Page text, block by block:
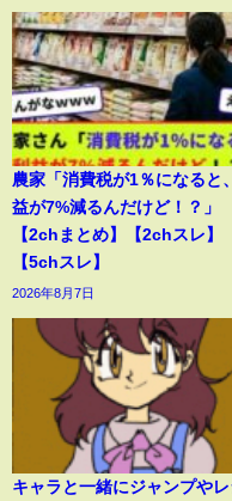
農家「消費税が1％になると
益が7%減るんだけど！？」
【2chまとめ】【2chスレ】
【5chスレ】
2026年8月7日
キャラと一緒にジャンプや